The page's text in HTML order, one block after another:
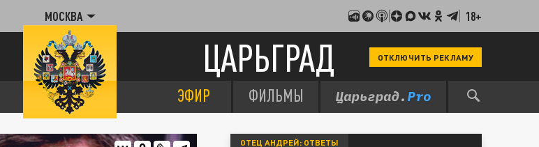
МОСКВА 18+
ЦАРЬГРАД ОТКЛЮЧИТЬ РЕКЛАМУ
ЭФИР ФИЛЬМЫ
ОТЕЦ АНДРЕЙ: ОТВЕТЫ